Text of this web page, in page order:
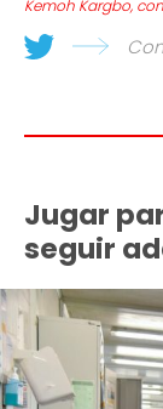
Kemoh Kargbo,
Jugar
seguir